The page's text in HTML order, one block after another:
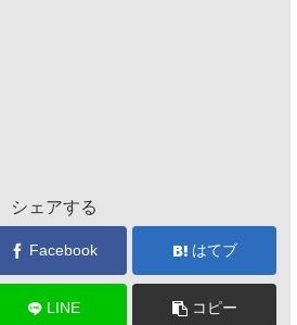
シェアする
Facebook はてブ
LINE コピー